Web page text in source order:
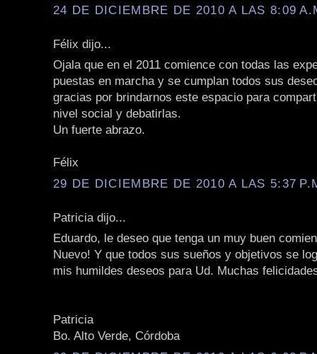
24 DE DICIEMBRE DE 2010 A LAS 8:09
Félix dijo...
Ojala que en el 2011 comience con todas las
puestas en marcha y se cumplan todos sus
gracias por brindarnos este espacio para
nivel social y debatirlas.
Un fuerte abrazo.
Félix
29 DE DICIEMBRE DE 2010 A LAS 5:37
Patricia dijo...
Eduardo, le deseo que tenga un muy buen
Nuevo! Y que todos sus sueños y objetivos se
mis humildes deseos para Ud. Muchas
Patricia
Bo. Alto Verde, Córdoba